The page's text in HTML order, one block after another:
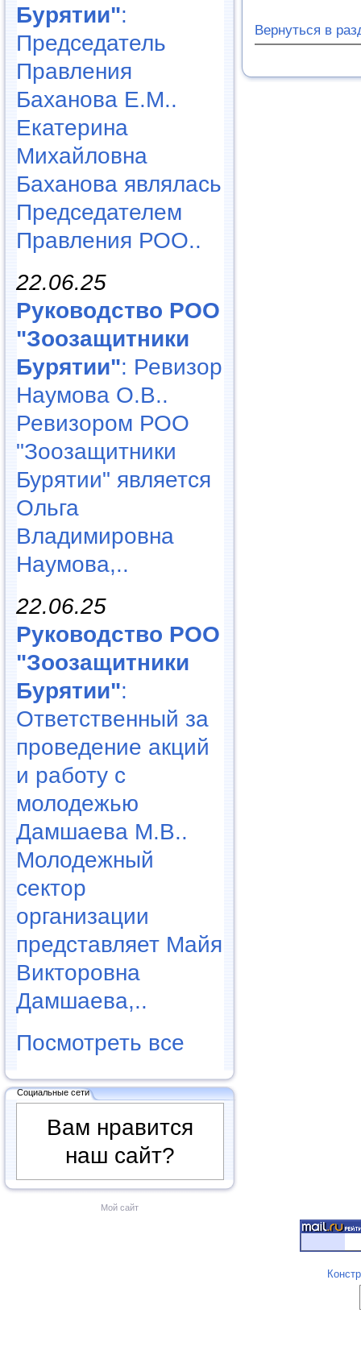
Бурятии":
Председатель
Правления
Баханова Е.М..
Екатерина
Михайловна
Баханова являлась
Председателем
Правления РОО..
22.06.25
Руководство РОО
"Зоозащитники
Бурятии": Ревизор
Наумова О.В..
Ревизором РОО
"Зоозащитники
Бурятии" является
Ольга
Владимировна
Наумова,..
22.06.25
Руководство РОО
"Зоозащитники
Бурятии":
Ответственный за
проведение акций
и работу с
молодежью
Дамшаева М.В..
Молодежный
сектор
организации
представляет Майя
Викторовна
Дамшаева,..
Посмотреть все
Социальные сети
Вам нравится
наш сайт?
Мой сайт
Вернуться в